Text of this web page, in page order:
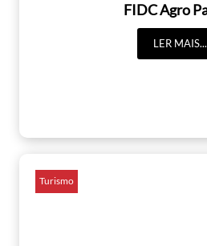
FIDC Agro
LER MAIS...
Turismo